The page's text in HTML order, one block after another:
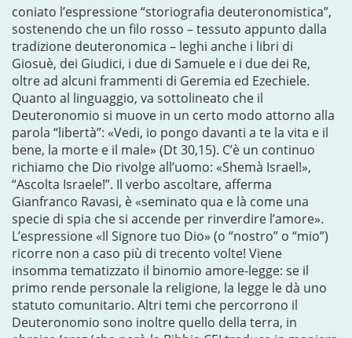
coniato l’espressione “storiografia deuteronomistica”,
sostenendo che un filo rosso – tessuto appunto dalla
tradizione deuteronomica – leghi anche i libri di
Giosuè, dei Giudici, i due di Samuele e i due dei Re,
oltre ad alcuni frammenti di Geremia ed Ezechiele.
Quanto al linguaggio, va sottolineato che il
Deuteronomio si muove in un certo modo attorno alla
parola “libertà”: «Vedi, io pongo davanti a te la vita e il
bene, la morte e il male» (Dt 30,15). C’è un continuo
richiamo che Dio rivolge all’uomo: «Shemà Israel!»,
“Ascolta Israele!”. Il verbo ascoltare, afferma
Gianfranco Ravasi, è «seminato qua e là come una
specie di spia che si accende per rinverdire l’amore».
L’espressione «Il Signore tuo Dio» (o “nostro” o “mio”)
ricorre non a caso più di trecento volte! Viene
insomma tematizzato il binomio amore-legge: se il
primo rende personale la religione, la legge le dà uno
statuto comunitario. Altri temi che percorrono il
Deuteronomio sono inoltre quello della terra, in